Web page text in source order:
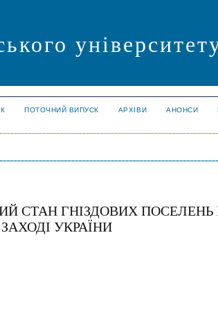
ПОТОЧНИЙ ВИПУСК АРХІВИ АНОНСИ
СТАН ГНІЗДОВИХ ПОСЕЛЕНЬ
УКРАЇНИ